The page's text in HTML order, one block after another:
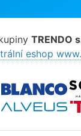
TRENDO
eshop